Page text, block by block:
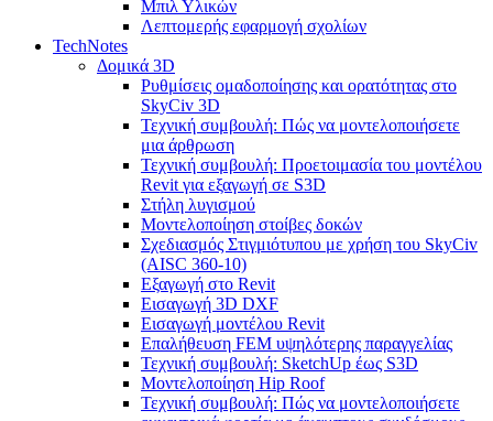
Μπιλ Υλικών
Λεπτομερής εφαρμογή σχολίων
TechNotes
Δομικά 3D
Ρυθμίσεις ομαδοποίησης και ορατότητας στο
SkyCiv 3D
Τεχνική συμβουλή: Πώς να μοντελοποιήσετε
μια άρθρωση
Τεχνική συμβουλή: Προετοιμασία του μοντέλου
Revit για εξαγωγή σε S3D
Στήλη λυγισμού
Μοντελοποίηση στοίβες δοκών
Σχεδιασμός Στιγμιότυπου με χρήση του SkyCiv
(AISC 360-10)
Εξαγωγή στο Revit
Εισαγωγή 3D DXF
Εισαγωγή μοντέλου Revit
Επαλήθευση FEM υψηλότερης παραγγελίας
Τεχνική συμβουλή: SketchUp έως S3D
Μοντελοποίηση Hip Roof
Τεχνική συμβουλή: Πώς να μοντελοποιήσετε